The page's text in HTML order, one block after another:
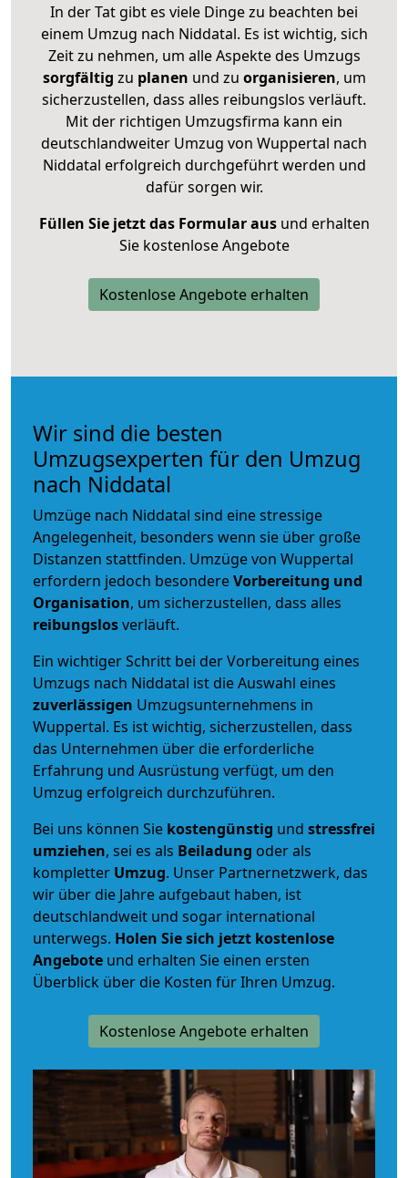
In der Tat gibt es viele Dinge zu beachten bei
einem Umzug nach Niddatal. Es ist wichtig, sich
Zeit zu nehmen, um alle Aspekte des Umzugs
sorgfältig zu planen und zu organisieren, um
sicherzustellen, dass alles reibungslos verläuft.
Mit der richtigen Umzugsfirma kann ein
deutschlandweiter Umzug von Wuppertal nach
Niddatal erfolgreich durchgeführt werden und
dafür sorgen wir.
Füllen Sie jetzt das Formular ausund erhalten
Sie kostenlose Angebote
Kostenlose Angebote erhalten
Wir sind die besten
Umzugsexperten für den Umzug
nach Niddatal
Umzüge nach Niddatal sind eine stressige
Angelegenheit, besonders wenn sie über große
Distanzen stattfinden. Umzüge von Wuppertal
erfordern jedoch besondereVorbereitung und
Organisation, um sicherzustellen, dass alles
reibungslosverläuft.
Ein wichtiger Schritt bei der Vorbereitung eines
Umzugs nach Niddatal ist die Auswahl eines
zuverlässigen Umzugsunternehmens in
Wuppertal. Es ist wichtig, sicherzustellen, dass
das Unternehmen über die erforderliche
Erfahrung und Ausrüstung verfügt, um den
Umzug erfolgreich durchzuführen.
Bei uns können Sie kostengünstig und stressfrei
umziehen, sei es als Beiladung oder als
kompletter Umzug. Unser Partnernetzwerk, das
wir über die Jahre aufgebaut haben, ist
deutschlandweit und sogar international
unterwegs. Holen Sie sich jetzt kostenlose
Angebote und erhalten Sie einen ersten
Überblick über die Kosten für Ihren Umzug.
Kostenlose Angebote erhalten